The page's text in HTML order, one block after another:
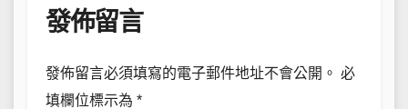
發佈留言
發佈留言必須填寫的電子郵件地址不會公開。 必
填欄位標示為 *